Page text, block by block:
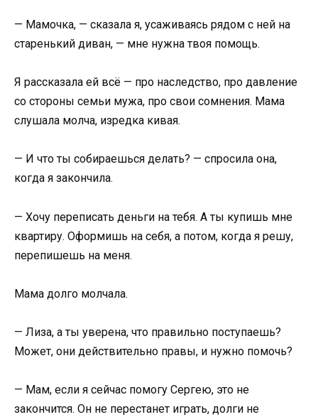
— Мамочка, — сказала я, усаживаясь рядом с ней на
старенький диван, — мне нужна твоя помощь.
Я рассказала ей всё — про наследство, про давление
со стороны семьи мужа, про свои сомнения. Мама
слушала молча, изредка кивая.
— И что ты собираешься делать? — спросила она,
когда я закончила.
— Хочу переписать деньги на тебя. А ты купишь мне
квартиру. Оформишь на себя, а потом, когда я решу,
перепишешь на меня.
Мама долго молчала.
— Лиза, а ты уверена, что правильно поступаешь?
Может, они действительно правы, и нужно помочь?
— Мам, если я сейчас помогу Сергею, это не
закончится. Он не перестанет играть, долги не